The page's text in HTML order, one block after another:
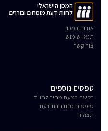
המכון הישראלי
לחוות דעת מומחים ובוררים
אודות המכון
תנאי שימוש
צור קשר
טפסים נוספים
בקשת הצעת מחיר לחו"ד
טופס הזמנת חוות דעת
תצהיר